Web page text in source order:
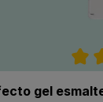
gel